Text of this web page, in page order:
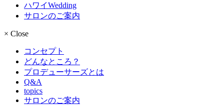
ハワイWedding
サロンのご案内
× Close
コンセプト
どんなところ？
プロデューサーズとは
Q&A
topics
サロンのご案内